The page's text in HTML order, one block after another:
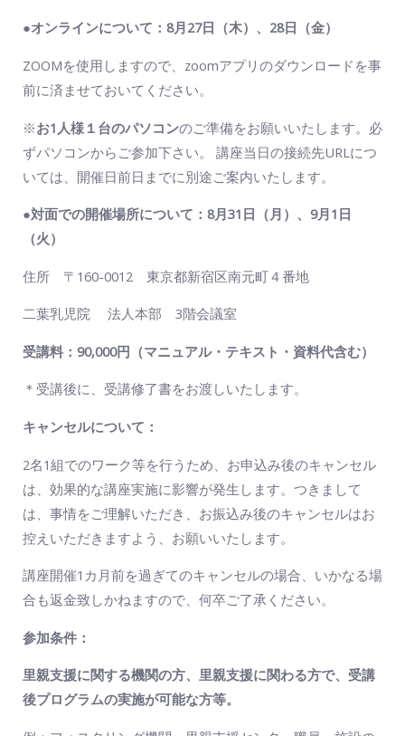
●オンラインについて： 8月27日（木）、28日（金）
ZOOMを使用しますので、zoomアプリのダウンロードを事
前に済ませておいてください。
※お1人様１台のパソコンのご準備をお願いいたします。必
ずパソコンからご参加下さい。 講座当日の接続先URLにつ
いては、開催日前日までに別途ご案内いたします。
●対面での開催場所について： 8月31日（月）、9月1日
（火）
住所 〒160-0012 東京都新宿区南元町４番地
二葉乳児院 法人本部 3階会議室
受講料： 90,000円（マニュアル・テキスト・資料代含む）
＊受講後に、受講修了書をお渡しいたします。
キャンセルについて：
2名1組でのワーク等を行うため、お申込み後のキャンセル
は、効果的な講座実施に影響が発生します。つきまして
は、事情をご理解いただき、お振込み後のキャンセルはお
控えいただきますよう、お願いいたします。
講座開催1カ月前を過ぎてのキャンセルの場合、いかなる場
合も返金致しかねますので、何卒ご了承ください。
参加条件：
里親支援に関する機関の方、里親支援に関わる方で、受講
後プログラムの実施が可能な方等。